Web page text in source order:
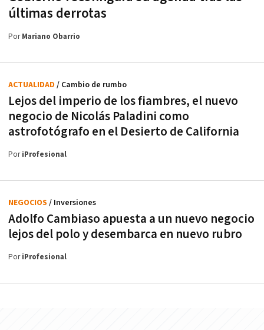
últimas derrotas
PorMariano Obarrio
Lejos del imperio de los fiambres, el nuevo
negocio de Nicolás Paladini como
astrofotógrafo en el Desierto de California
ACTUALIDAD / Cambio de rumbo
PoriProfesional
Adolfo Cambiaso apuesta a un nuevo negocio
lejos del polo y desembarca en nuevo rubro
NEGOCIOS / Inversiones
PoriProfesional